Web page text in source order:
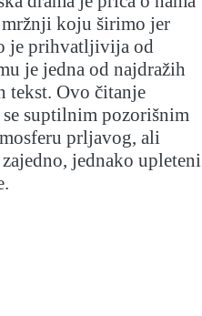
mržnji koju širimo jer
je prihvatljivija od
je jedna od najdražih
tekst. Ovo čitanje
suptilnim pozorišnim
prljavog, ali
jednako upleteni